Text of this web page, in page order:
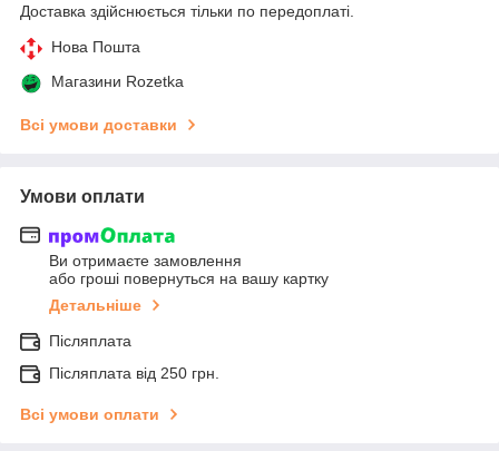
Доставка здійснюється тільки по передоплаті.
Нова Пошта
Магазини Rozetka
Всі умови доставки
Умови оплати
Ви отримаєте замовлення
або гроші повернуться на вашу картку
Детальніше
Післяплата
Післяплата від 250 грн.
Всі умови оплати